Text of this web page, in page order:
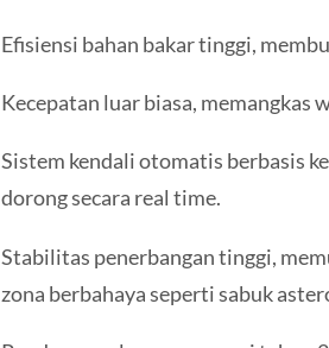
Efisiensi bahan bakar tinggi,
Kecepatan luar biasa, memangkas
Sistem kendali otomatis berbasis
dorong secara real time.
Stabilitas penerbangan tinggi,
zona berbahaya seperti sabuk